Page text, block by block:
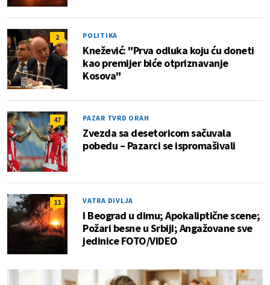
2 POLITIKA
Knežević: "Prva odluka koju ću doneti
kao premijer biće otpriznavanje
Kosova"
47 PAZAR TVRD ORAH
Zvezda sa desetoricom sačuvala
pobedu – Pazarci se ispromašivali
11 VATRA DIVLJA
I Beograd u dimu; Apokaliptične scene;
Požari besne u Srbiji; Angažovane sve
jedinice FOTO/VIDEO